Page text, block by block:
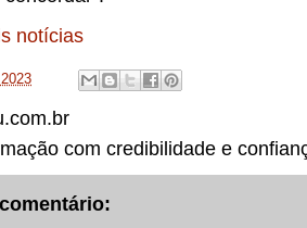
notícias
com credibilidade e